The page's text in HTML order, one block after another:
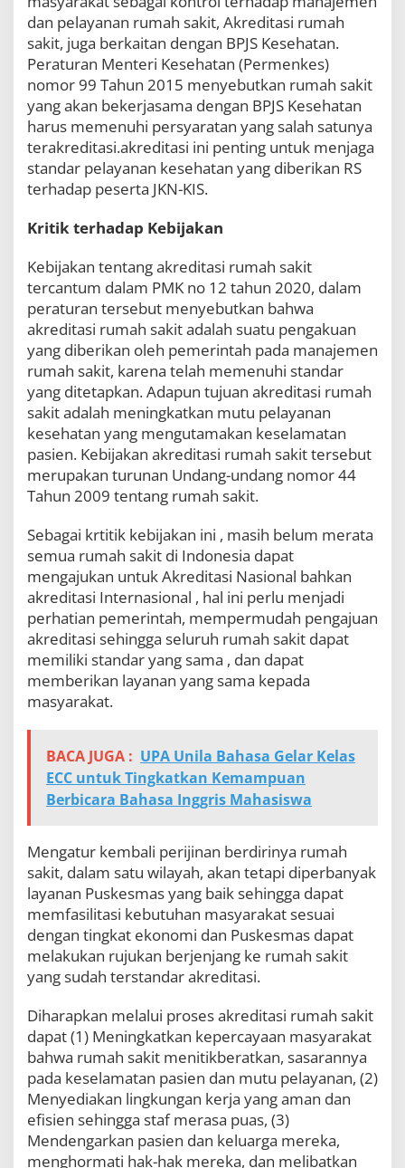
dan pelayanan rumah sakit, Akreditasi rumah
sakit, juga berkaitan dengan BPJS Kesehatan.
Peraturan Menteri Kesehatan (Permenkes)
nomor 99 Tahun 2015 menyebutkan rumah sakit
yang akan bekerjasama dengan BPJS Kesehatan
harus memenuhi persyaratan yang salah satunya
terakreditasi.akreditasi ini penting untuk menjaga
standar pelayanan kesehatan yang diberikan RS
terhadap peserta JKN-KIS.
Kritik terhadap Kebijakan
Kebijakan tentang akreditasi rumah sakit
tercantum dalam PMK no 12 tahun 2020, dalam
peraturan tersebut menyebutkan bahwa
akreditasi rumah sakit adalah suatu pengakuan
yang diberikan oleh pemerintah pada manajemen
rumah sakit, karena telah memenuhi standar
yang ditetapkan. Adapun tujuan akreditasi rumah
sakit adalah meningkatkan mutu pelayanan
kesehatan yang mengutamakan keselamatan
pasien. Kebijakan akreditasi rumah sakit tersebut
merupakan turunan Undang-undang nomor 44
Tahun 2009 tentang rumah sakit.
Sebagai krtitik kebijakan ini , masih belum merata
semua rumah sakit di Indonesia dapat
mengajukan untuk Akreditasi Nasional bahkan
akreditasi Internasional , hal ini perlu menjadi
perhatian pemerintah, mempermudah pengajuan
akreditasi sehingga seluruh rumah sakit dapat
memiliki standar yang sama , dan dapat
memberikan layanan yang sama kepada
masyarakat.
BACA JUGA : UPA Unila Bahasa Gelar Kelas
ECC untuk Tingkatkan Kemampuan
Berbicara Bahasa Inggris Mahasiswa
Mengatur kembali perijinan berdirinya rumah
sakit, dalam satu wilayah, akan tetapi diperbanyak
layanan Puskesmas yang baik sehingga dapat
memfasilitasi kebutuhan masyarakat sesuai
dengan tingkat ekonomi dan Puskesmas dapat
melakukan rujukan berjenjang ke rumah sakit
yang sudah terstandar akreditasi.
Diharapkan melalui proses akreditasi rumah sakit
dapat (1) Meningkatkan kepercayaan masyarakat
bahwa rumah sakit menitikberatkan, sasarannya
pada keselamatan pasien dan mutu pelayanan, (2)
Menyediakan lingkungan kerja yang aman dan
efisien sehingga staf merasa puas, (3)
Mendengarkan pasien dan keluarga mereka,
menghormati hak-hak mereka, dan melibatkan